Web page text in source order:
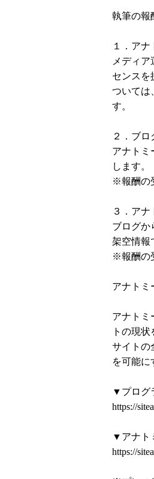
執筆の報
１．アナ
メディ
センスを
ついては
す。
２．ブ
アナトミ
します。
※報酬の
３．ア
ブログか
架空情報
※報酬の
アナトミ
アナトミ
トの現
サイトの
を可能に
▼プログ
https://
▼アナト
https://